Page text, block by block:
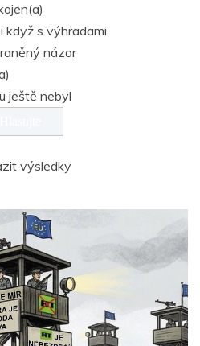
když s výhradami
názor
ještě nebyl
výsledky